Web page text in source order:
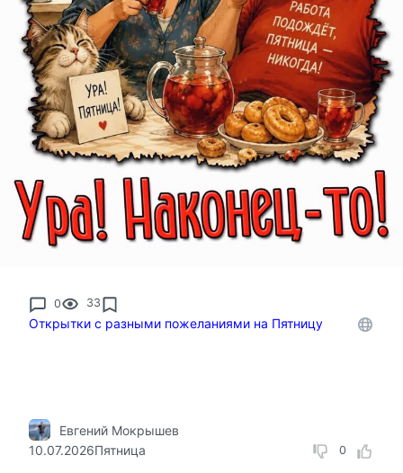
0 33
Открытки с разными пожеланиями на Пятницу
0
Евгений Мокрышев
10.07.2026Пятница